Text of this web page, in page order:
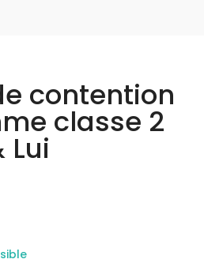
contention
classe 2
Lui